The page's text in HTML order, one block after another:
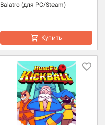
Balatro (для PC/Steam)
Купить